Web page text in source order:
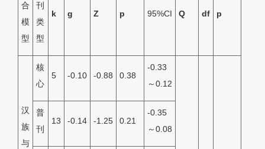
合
模
型
刊
类
型
k g Z p 95%CI Q df p
汉
族
与
核
心
5 -0.10 -0.88 0.38
-0.33
～0.12
普
刊
13 -0.14 -1.25 0.21
-0.35
～0.08